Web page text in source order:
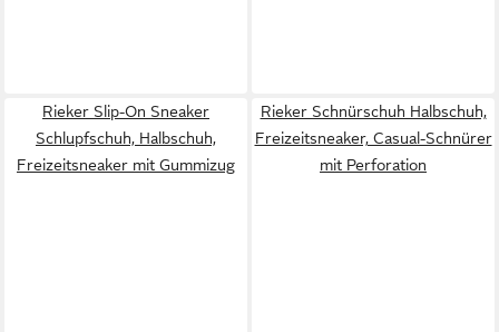
Rieker Slip-On Sneaker
Schlupfschuh, Halbschuh,
Freizeitsneaker mit Gummizug
Rieker Schnürschuh Halbschuh,
Freizeitsneaker, Casual-Schnürer
mit Perforation